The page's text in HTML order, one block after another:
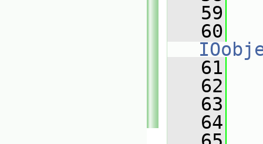
   59
   60
   61
   62
   63
   64